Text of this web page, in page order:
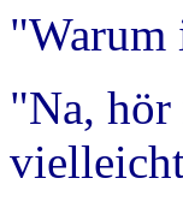
"Warum
"Na,